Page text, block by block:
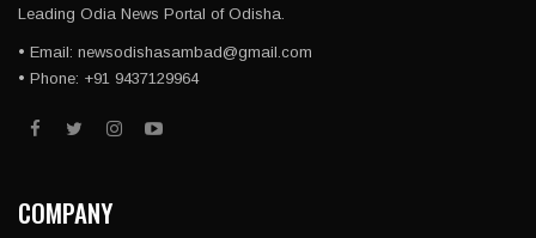
Leading Odia News Portal of Odisha.
• Email: newsodishasambad@gmail.com
• Phone: +91 9437129964
COMPANY